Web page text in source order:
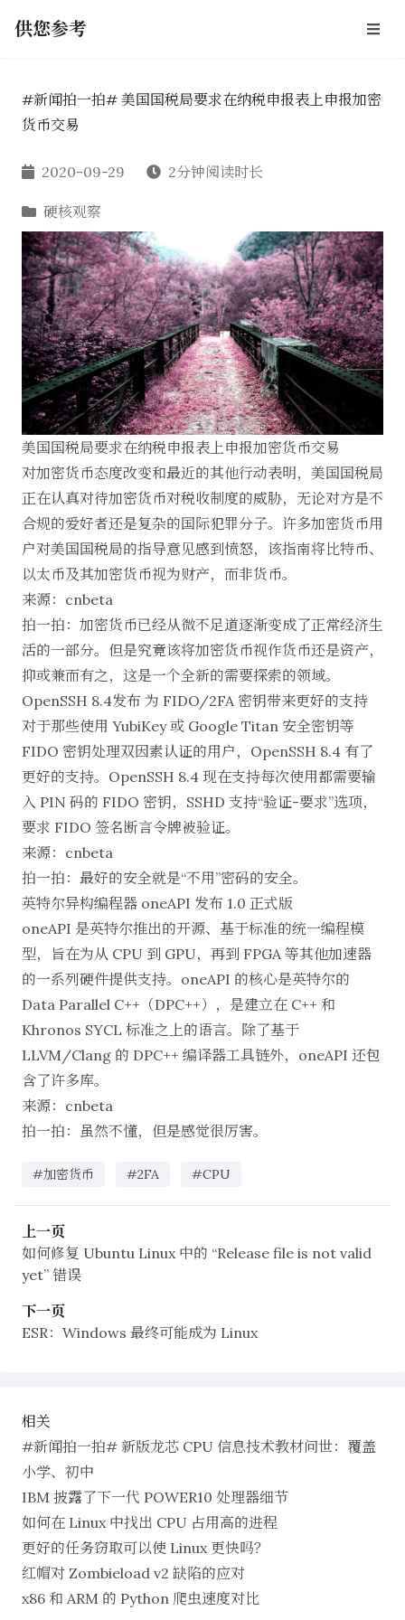
供您参考
#新闻拍一拍# 美国国税局要求在纳税申报表上申报加密
货币交易
2020-09-29 2分钟阅读时长
硬核观察
美国国税局要求在纳税申报表上申报加密货币交易
对加密货币态度改变和最近的其他行动表明，美国国税局
正在认真对待加密货币对税收制度的威胁，无论对方是不
合规的爱好者还是复杂的国际犯罪分子。许多加密货币用
户对美国国税局的指导意见感到愤怒，该指南将比特币、
以太币及其加密货币视为财产，而非货币。
来源： cnbeta
拍一拍：加密货币已经从微不足道逐渐变成了正常经济生
活的一部分。但是究竟该将加密货币视作货币还是资产，
抑或兼而有之，这是一个全新的需要探索的领域。
OpenSSH 8.4发布 为 FIDO/2FA 密钥带来更好的支持
对于那些使用 YubiKey 或 Google Titan 安全密钥等
FIDO 密钥处理双因素认证的用户，OpenSSH 8.4 有了
更好的支持。OpenSSH 8.4 现在支持每次使用都需要输
入 PIN 码的 FIDO 密钥，SSHD 支持“验证-要求”选项，
要求 FIDO 签名断言令牌被验证。
来源： cnbeta
拍一拍：最好的安全就是“不用”密码的安全。
英特尔异构编程器 oneAPI 发布 1.0 正式版
oneAPI 是英特尔推出的开源、基于标准的统一编程模
型，旨在为从 CPU 到 GPU，再到 FPGA 等其他加速器
的一系列硬件提供支持。oneAPI 的核心是英特尔的
Data Parallel C++（DPC++），是建立在 C++ 和
Khronos SYCL 标准之上的语言。除了基于
LLVM/Clang 的 DPC++ 编译器工具链外，oneAPI 还包
含了许多库。
来源： cnbeta
拍一拍：虽然不懂，但是感觉很厉害。
#加密货币 #2FA #CPU
上一页
如何修复 Ubuntu Linux 中的 “Release file is not valid
yet” 错误
下一页
ESR：Windows 最终可能成为 Linux
相关
#新闻拍一拍# 新版龙芯 CPU 信息技术教材问世：覆盖
小学、初中
IBM 披露了下一代 POWER10 处理器细节
如何在 Linux 中找出 CPU 占用高的进程
更好的任务窃取可以使 Linux 更快吗？
红帽对 Zombieload v2 缺陷的应对
x86 和 ARM 的 Python 爬虫速度对比